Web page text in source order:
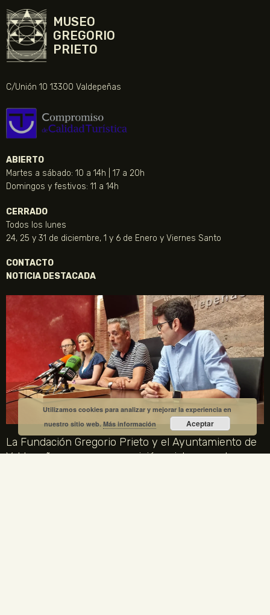
MUSEO
GREGORIO
PRIETO
C/Unión 10 13300 Valdepeñas
ABIERTO
Martes a sábado: 10 a 14h | 17 a 20h
Domingos y festivos: 11 a 14h
CERRADO
Todos los lunes
24, 25 y 31 de diciembre, 1 y 6 de Enero y Viernes Santo
CONTACTO
NOTICIA DESTACADA
La Fundación Gregorio Prieto y el Ayuntamiento de
Valdepeñas crean una comisión mixta para el
Utilizamos cookies para analizar y mejorar la experiencia en
nuestro sitio web.Más información Aceptar